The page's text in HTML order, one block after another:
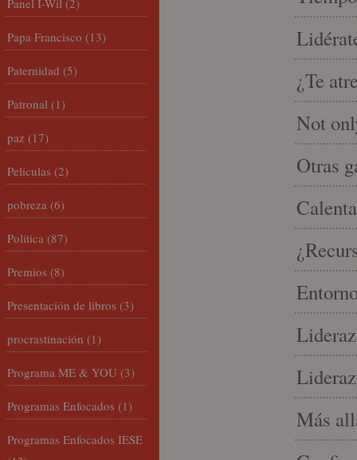
¿Te
Not
Otras
Más
Panel I-Wil (2)
Papa Francisco (13)
Paternidad (5)
Patronal (1)
paz (17)
Películas (2)
pobreza (6)
Política (87)
Premios (8)
Presentación de libros (3)
procrastinación (1)
Programa ME & YOU (3)
Programas Enfocados (1)
Programas Enfocados IESE